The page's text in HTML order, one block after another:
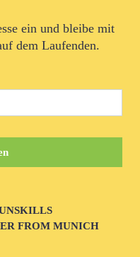
ein und bleibe mit
dem Laufenden.
FROM MUNICH